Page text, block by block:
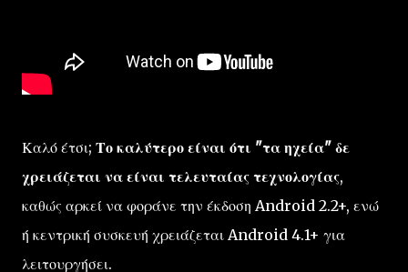
Καλό έτσι; Το καλύτερο είναι ότι "τα ηχεία" δε
χρειάζεται να είναι τελευταίας τεχνολογίας,
καθώς αρκεί να φοράνε την έκδοση Android 2.2+, ενώ
ή κεντρική συσκευή χρειάζεται Android 4.1+ για
λειτουργήσει.